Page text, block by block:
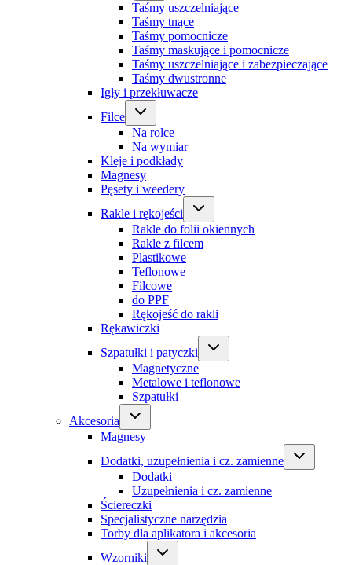
Taśmy uszczelniające
Taśmy tnące
Taśmy pomocnicze
Taśmy maskujące i pomocnicze
Taśmy uszczelniające i zabezpieczające
Taśmy dwustronne
Igły i przekłuwacze
Filce
Na rolce
Na wymiar
Kleje i podkłady
Magnesy
Pęsety i weedery
Rakle i rękojeści
Rakle do folii okiennych
Rakle z filcem
Plastikowe
Teflonowe
Filcowe
do PPF
Rękojeść do rakli
Rękawiczki
Szpatułki i patyczki
Magnetyczne
Metalowe i teflonowe
Szpatułki
Akcesoria
Magnesy
Dodatki, uzupełnienia i cz. zamienne
Dodatki
Uzupełnienia i cz. zamienne
Ściereczki
Specjalistyczne narzędzia
Torby dla aplikatora i akcesoria
Wzorniki